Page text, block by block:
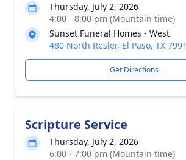
Thursday, July 2, 2026
4:00 - 8:00 pm (Mountain time)
Sunset Funeral Homes - West
480 North Resler, El Paso, TX
Get Directions
Scripture Service
Thursday, July 2, 2026
6:00 - 7:00 pm (Mountain time)